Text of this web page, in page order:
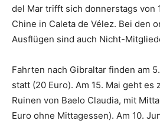
del Mar trifft sich donnerstags von
Chine in Caleta de Vélez. Bei den
Ausflügen sind auch Nicht-
Fahrten nach Gibraltar finden am
statt (20 Euro). Am 15. Mai geht es
Ruinen von Baelo Claudia, mit
Euro ohne Mittagessen). Am 10.